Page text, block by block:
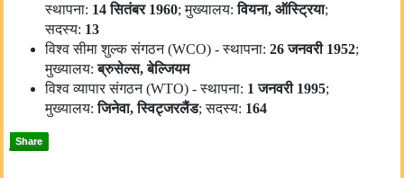
स्थापना: 14 सितंबर 1960; मुख्यालय: वियना, ऑस्ट्रिया;
सदस्य: 13
विश्व सीमा शुल्क संगठन (WCO) - स्थापना: 26 जनवरी 1952;
मुख्यालय: ब्रुसेल्स, बेल्जियम
विश्व व्यापार संगठन (WTO) - स्थापना: 1 जनवरी 1995;
मुख्यालय: जिनेवा, स्विट्जरलैंड; सदस्य: 164
Share